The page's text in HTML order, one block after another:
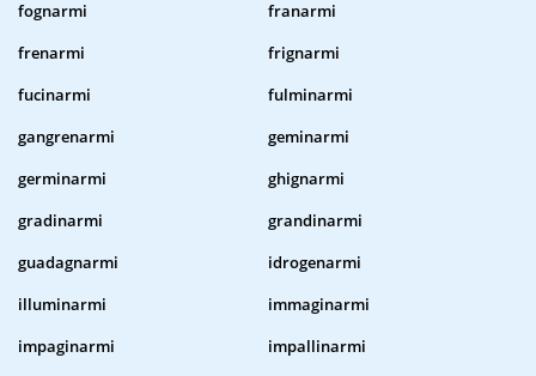
fognarmi
franarmi
frenarmi
frignarmi
fucinarmi
fulminarmi
gangrenarmi
geminarmi
germinarmi
ghignarmi
gradinarmi
grandinarmi
guadagnarmi
idrogenarmi
illuminarmi
immaginarmi
impaginarmi
impallinarmi